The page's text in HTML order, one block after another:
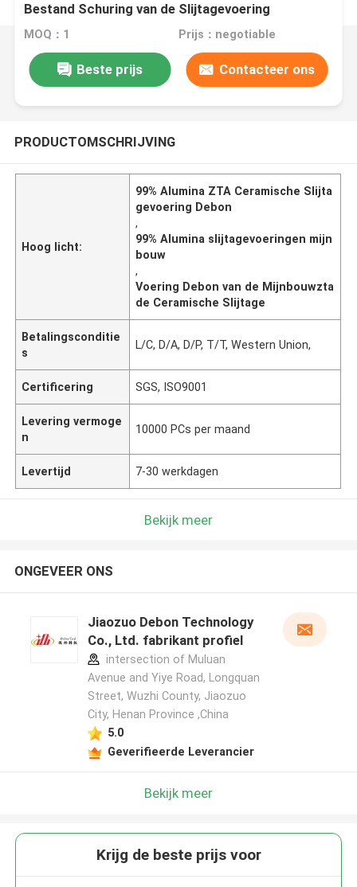
Bestand Schuring van de Slijtagevoering
MOQ：1 Prijs：negotiable
Beste prijs Contacteer ons
PRODUCTOMSCHRIJVING
Hoog licht:
99% Alumina ZTA Ceramische Slijta
gevoering Debon
,
99% Alumina slijtagevoeringen mijn
bouw
,
Voering Debon van de Mijnbouwzta
de Ceramische Slijtage
Betalingsconditie
s
L/C, D/A, D/P, T/T, Western Union,
Certificering SGS, ISO9001
Levering vermoge
n
10000 PCs per maand
Levertijd 7-30 werkdagen
Bekijk meer
ONGEVEER ONS
Jiaozuo Debon Technology
Co., Ltd. fabrikant profiel
intersection of Muluan
Avenue and Yiye Road, Longquan
Street, Wuzhi County, Jiaozuo
City, Henan Province ,China
5.0
Geverifieerde Leverancier
Bekijk meer
Krijg de beste prijs voor